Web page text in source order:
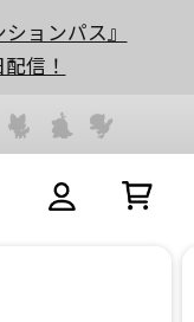
ョンパス』
信！